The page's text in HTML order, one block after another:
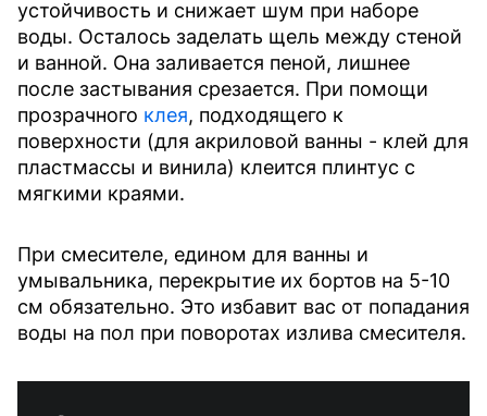
устойчивость и снижает шум при наборе
воды. Осталось заделать щель между стеной
и ванной. Она заливается пеной, лишнее
после застывания срезается. При помощи
прозрачного клея, подходящего к
поверхности (для акриловой ванны - клей для
пластмассы и винила) клеится плинтус с
мягкими краями.
При смесителе, едином для ванны и
умывальника, перекрытие их бортов на 5-10
см обязательно. Это избавит вас от попадания
воды на пол при поворотах излива смесителя.